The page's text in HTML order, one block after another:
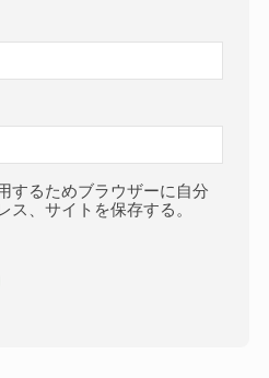
するためブラウザーに自分
ス、サイトを保存する。